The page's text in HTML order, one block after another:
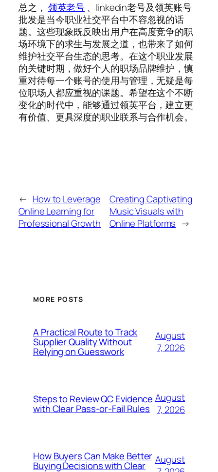
总之， 领英老号 、linkedin老号及领英账号
批发是当今职业社交平台中不容忽视的话
题。这些现象既反映出用户在高度竞争的职
场环境下的求生与发展之道，也带来了如何
维护社交平台生态的思考。在这个职业发展
的关键时期，做好个人的职场品牌维护，慎
重对待每一个账号的使用与管理，无疑是每
位职场人都应重视的课题。希望在这个不断
变化的时代中，能够通过领英平台，建立更
有价值、更具深度的职业联系与合作机会。
← How to Leverage
Online Learning for
Professional Growth
Creating Captivating
Music Visuals with
Online Platforms →
MORE POSTS
A Practical Route to Track
Supplier Quality Without
Relying on Guesswork
August
7, 2026
Steps to Review QC Evidence
with Clear Pass-or-Fail Rules
August
7, 2026
How Buyers Can Make Better
Buying Decisions with Clear
August